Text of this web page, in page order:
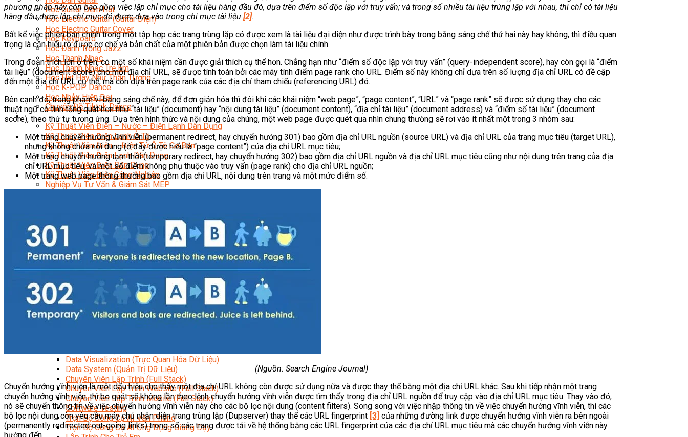
Học Guitar Đệm Hát
Học Electric Guitar (Guitar Điện)
Học Electric Guitar Cover
Học Keyboard
Học Đánh Trống Jazz
Học Thanh Nhạc
Học Thanh Nhạc Trẻ Em
Học Hát Hay Như Thần Tượng
Học K-POP Dance
Học Nhảy Hiện Đại
Chuyên Đề Tiktok Dance
Kỹ Thuật – Công Nghệ
Kỹ Thuật Viên Điện – Nước – Điện Lạnh Dân Dụng
Kỹ Thuật Viên Điện Lạnh Ô Tô
Kỹ Thuật Viên Điện – Điện Tử Ô Tô Cơ Bản
Kỹ Thuật Viên Điện Lạnh Dân Dụng
Kỹ Thuật Viên Điện Dân Dụng
Kỹ Thuật Viên Điện Công Nghiệp
Nghiệp Vụ Tư Vấn & Giám Sát MEP
Kỹ Thuật Quấn Dây Và Sửa Chữa Máy Điện
Thiết Kế Lắp Đặt Hệ Thống Điện Năng Lượng Mặt Trời
Kỹ Thuật Viên Điện Tử Chuyên Ngành Điện – Điện Lạnh Dân Dụng
Ngành Khác
Quản Trị & Phát Triển Doanh Nghiệp
Giám Đốc Nhân Sự Chuyên Nghiệp
Quản Lý Cấp Trung Chuyên Nghiệp
Công Nghệ Thông Tin
Chuyên Viên Quản Trị Vận Hành Hệ Thống
An Ninh Mạng (Network Security)
Chuyên Viên Quản Trị Hệ Thống Và An Ninh Mạng
Data Visualization (Trực Quan Hóa Dữ Liệu)
Data System (Quản Trị Dữ Liệu)
Chuyên Viên Lập Trình (Full Stack)
Chuyên Viên Lập Trình Website (Full Stack)
Chuyên Viên Lập Trình Mobile (Full Stack)
Software Testing
Trọn Bộ Công Cụ AI Văn Phòng
Trọn Bộ Công Cụ AI Ứng Dụng Giảng Dạy
phương pháp này còn bao gồm việc lập chỉ mục cho tài liệu hàng đầu đó, dựa trên điểm số độc lập với truy vấn; và trong số nhiều tài liệu trùng lặp với nhau, thì chỉ có tài liệu
hàng đầu được lập chỉ mục đó được đưa vào trong chỉ mục tài liệu [2].
Bất kể việc phiên bản chính trong một tập hợp các trang trùng lặp có được xem là tài liệu đại diện như được trình bày trong bằng sáng chế thứ hai này hay không, thì điều quan
trọng là cần hiểu rõ được cơ chế và bản chất của một phiên bản được chọn làm tài liệu chính.
Trong đoạn trích lớn ở trên, có một số khái niệm cần được giải thích cụ thể hơn. Chẳng hạn như “điểm số độc lập với truy vấn” (query-independent score), hay còn gọi là “điểm
tài liệu” (document score) cho mỗi địa chỉ URL, sẽ được tính toán bởi các máy tính điểm page rank cho URL. Điểm số này không chỉ dựa trên số lượng địa chỉ URL có đề cập
đến một địa chỉ URL cụ thể, mà còn dựa trên page rank của các địa chỉ tham chiếu (referencing URL) đó.
Bên cạnh đó, trong phạm vi bằng sáng chế này, để đơn giản hóa thì đôi khi các khái niệm “web page”, “page content”, “URL” và “page rank” sẽ được sử dụng thay cho các
thuật ngữ có tính tổng quát hơn như “tài liệu” (document) hay “nội dung tài liệu” (document content), “địa chỉ tài liệu” (document address) và “điểm số tài liệu” (document
score), theo thứ tự tương ứng. Dựa trên hình thức và nội dung của chúng, một web page được quét qua nhìn chung thường sẽ rơi vào ít nhất một trong 3 nhóm sau:
Một trang chuyển hướng vĩnh viễn (permanent redirect, hay chuyển hướng 301) bao gồm địa chỉ URL nguồn (source URL) và địa chỉ URL của trang mục tiêu (target URL),
nhưng không chứa nội dung (ở đây được hiểu là “page content”) của địa chỉ URL mục tiêu;
Một trang chuyển hướng tạm thời (temporary redirect, hay chuyển hướng 302) bao gồm địa chỉ URL nguồn và địa chỉ URL mục tiêu cũng như nội dung trên trang của địa
chỉ URL mục tiêu, và một số điểm không phụ thuộc vào truy vấn (page rank) cho địa chỉ URL nguồn;
Một trang web page thông thường bao gồm địa chỉ URL, nội dung trên trang và một mức điểm số.
(Nguồn: Search Engine Journal)
Chuyển hướng vĩnh viễn là một dấu hiệu cho thấy một địa chỉ URL không còn được sử dụng nữa và được thay thế bằng một địa chỉ URL khác. Sau khi tiếp nhận một trang
chuyển hướng vĩnh viễn, thì bọ quét sẽ không lần theo lệnh chuyển hướng vĩnh viễn được tìm thấy trong địa chỉ URL nguồn để truy cập vào địa chỉ URL mục tiêu. Thay vào đó,
nó sẽ chuyển thông tin về việc chuyển hướng vĩnh viễn này cho các bộ lọc nội dung (content filters). Song song với việc nhập thông tin về việc chuyển hướng vĩnh viễn, thì các
bộ lọc nội dung còn yêu cầu máy chủ nhận diện trang trùng lặp (Dupserver) thay thế các URL fingerprint [3] của những đường link được chuyển hướng vĩnh viễn ra bên ngoài
(permanently redirected out-going links) trong số các trang được tải về hệ thống bằng các URL fingerprint của các địa chỉ URL mục tiêu mà các chuyển hướng vĩnh viễn này
hướng đến.